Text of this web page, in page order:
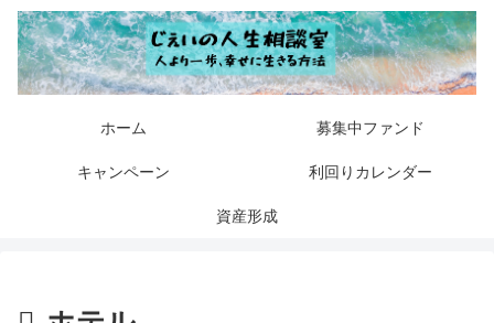
ホーム 募集中ファンド
キャンペーン 利回りカレンダー
資産形成